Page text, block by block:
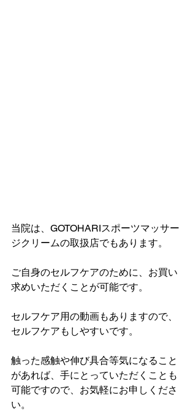
当院は、GOTOHARIスポーツマッサー
ジクリームの取扱店でもあります。
ご自身のセルフケアのために、お買い
求めいただくことが可能です。
セルフケア用の動画もありますので、
セルフケアもしやすいです。
触った感触や伸び具合等気になること
があれば、手にとっていただくことも
可能ですので、お気軽にお申しくださ
い。